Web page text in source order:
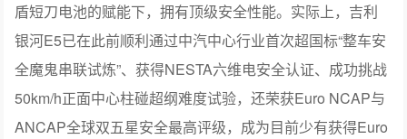
盾短刀电池的赋能下，拥有顶级安全性能。实际上，吉利
银河E5已在此前顺利通过中汽中心行业首次超国标“整车安
全魔鬼串联试炼”、获得NESTA六维电安全认证、成功挑战
50km/h正面中心柱碰超纲难度试验，还荣获Euro NCAP与
ANCAP全球双五星安全最高评级，成为目前少有获得Euro